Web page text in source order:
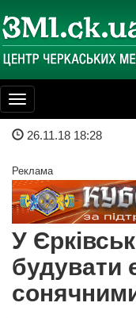
Toggle
navigation
26.11.18 18:28
Реклама
У
будувати